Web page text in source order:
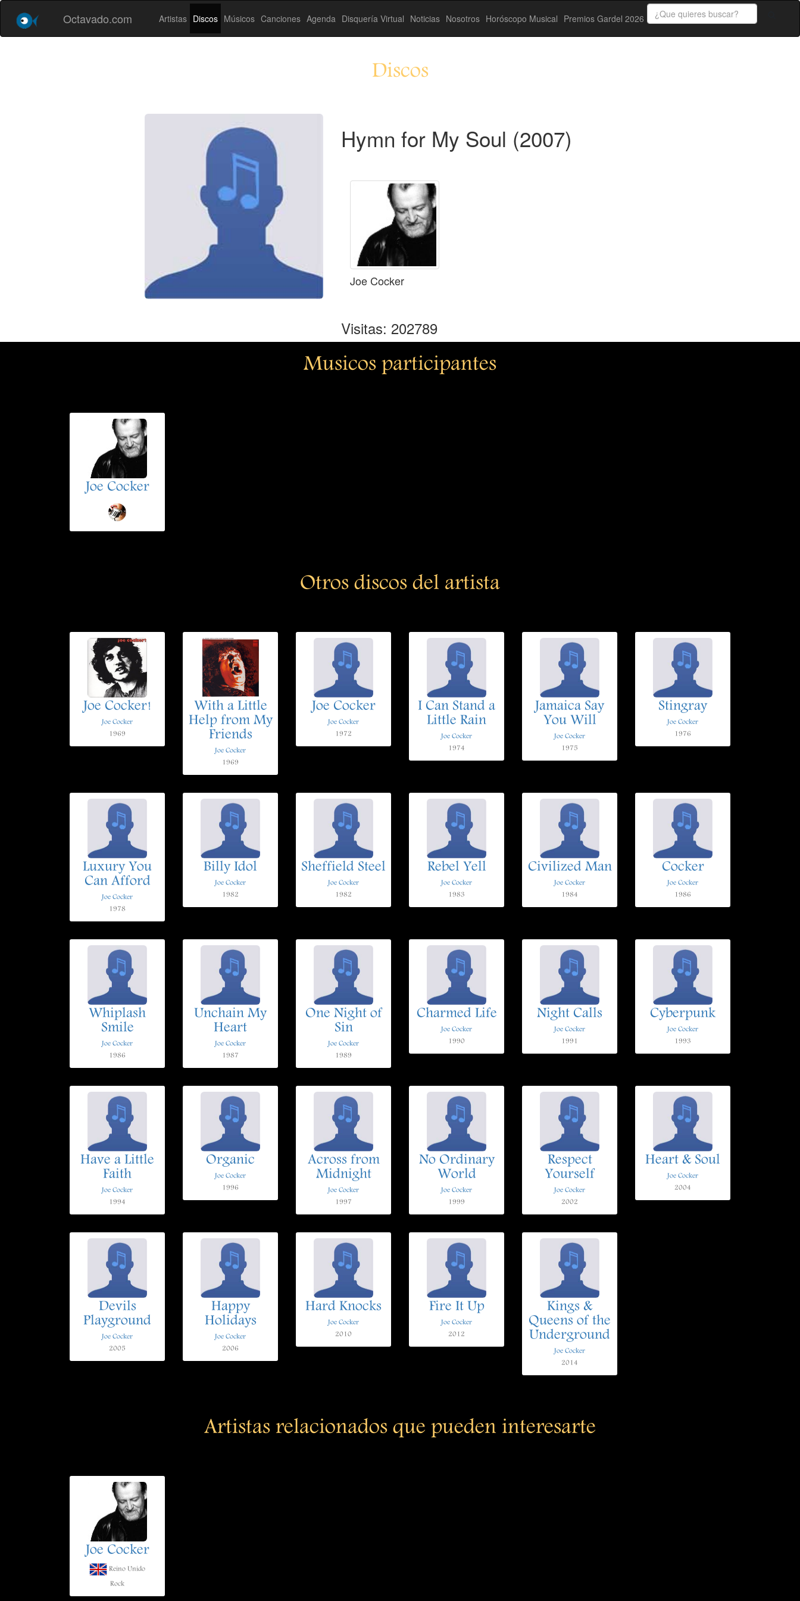
Octavado.com Artistas Discos Músicos Canciones Agenda Disquería Virtual Noticias Nosotros Horóscopo Musical Premios Gardel 2026
Discos
Hymn for My Soul (2007)
Joe Cocker
Visitas: 202789
Musicos participantes
Joe Cocker
Otros discos del artista
Joe Cocker!
Joe Cocker
1969
With a Little
Help from My
Friends
Joe Cocker
1969
Joe Cocker
Joe Cocker
1972
I Can Stand a
Little Rain
Joe Cocker
1974
Jamaica Say
You Will
Joe Cocker
1975
Stingray
Joe Cocker
1976
Luxury You
Can Afford
Joe Cocker
1978
Billy Idol
Joe Cocker
1982
Sheffield Steel
Joe Cocker
1982
Rebel Yell
Joe Cocker
1983
Civilized Man
Joe Cocker
1984
Cocker
Joe Cocker
1986
Whiplash
Smile
Joe Cocker
1986
Unchain My
Heart
Joe Cocker
1987
One Night of
Sin
Joe Cocker
1989
Charmed Life
Joe Cocker
1990
Night Calls
Joe Cocker
1991
Cyberpunk
Joe Cocker
1993
Have a Little
Faith
Joe Cocker
1994
Organic
Joe Cocker
1996
Across from
Midnight
Joe Cocker
1997
No Ordinary
World
Joe Cocker
1999
Respect
Yourself
Joe Cocker
2002
Heart & Soul
Joe Cocker
2004
Devils
Playground
Joe Cocker
2005
Happy
Holidays
Joe Cocker
2006
Hard Knocks
Joe Cocker
2010
Fire It Up
Joe Cocker
2012
Kings &
Queens of the
Underground
Joe Cocker
2014
Artistas relacionados que pueden interesarte
Joe Cocker
Reino Unido
Rock